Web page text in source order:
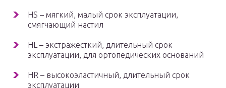
HS – мягкий, малый срок эксплуатации,
смягчающий настил
HL – экстражесткий, длительный срок
эксплуатации, для ортопедических оснований
HR – высокоэластичный, длительный срок
эксплуатации